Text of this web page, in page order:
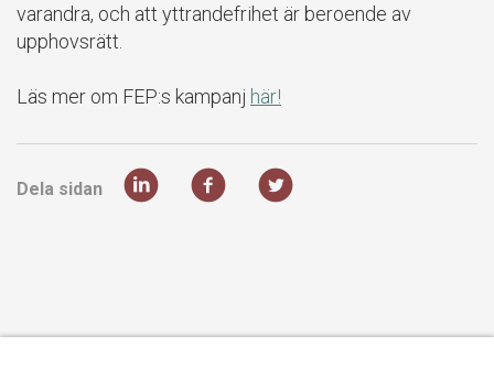
varandra, och att yttrandefrihet är beroende av
upphovsrätt.
Läs mer om FEP:s kampanj här!
Dela sidan